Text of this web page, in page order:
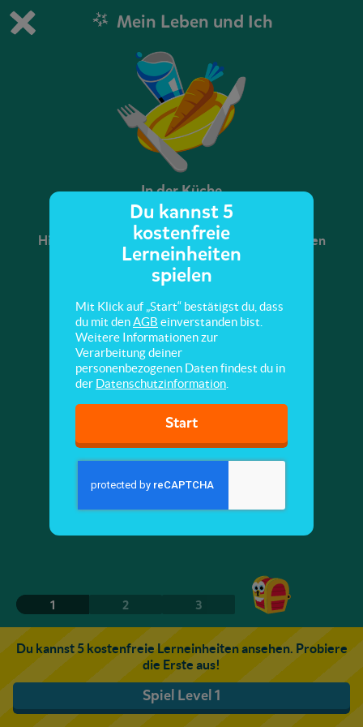
Du spielst die kostenfreie Testversion von scoyo.
Jetzt bestellen
0 1
Mein Leben und Ich
In der Küche
Hier lernst du, was alles in einer Küche vorhanden
ist.
1 2 3
Du kannst 5 kostenfreie Lerneinheiten ansehen. Probiere
die Erste aus!
Spiel Level 1
Du kannst 5
kostenfreie
Lerneinheiten
spielen
Mit Klick auf „Start“ bestätigst du, dass
du mit denAGB einverstanden bist.
Weitere Informationen zur
Verarbeitung deiner
personenbezogenen Daten findest du in
der Datenschutzinformation
Start